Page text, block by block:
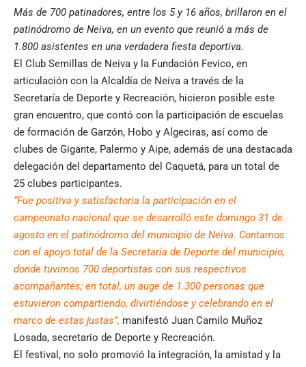
Más de 700 patinadores, entre los 5 y 16 años, brillaron en el
patinódromo de Neiva, en un evento que reunió a más de
1.800 asistentes en una verdadera fiesta deportiva.
El Club Semillas de Neiva y la Fundación Fevico, en
articulación con la Alcaldía de Neiva a través de la
Secretaría de Deporte y Recreación, hicieron posible este
gran encuentro, que contó con la participación de escuelas
de formación de Garzón, Hobo y Algeciras, así como de
clubes de Gigante, Palermo y Aipe, además de una destacada
delegación del departamento del Caquetá, para un total de
25 clubes participantes.
“Fue positiva y satisfactoria la participación en el
campeonato nacional que se desarrolló este domingo 31 de
agosto en el patinódromo del municipio de Neiva. Contamos
con el apoyo total de la Secretaría de Deporte del municipio,
donde tuvimos 700 deportistas con sus respectivos
acompañantes; en total, un auge de 1.300 personas que
estuvieron compartiendo, divirtiéndose y celebrando en el
marco de estas justas”, manifestó Juan Camilo Muñoz
Losada, secretario de Deporte y Recreación.
El festival, no solo promovió la integración, la amistad y la